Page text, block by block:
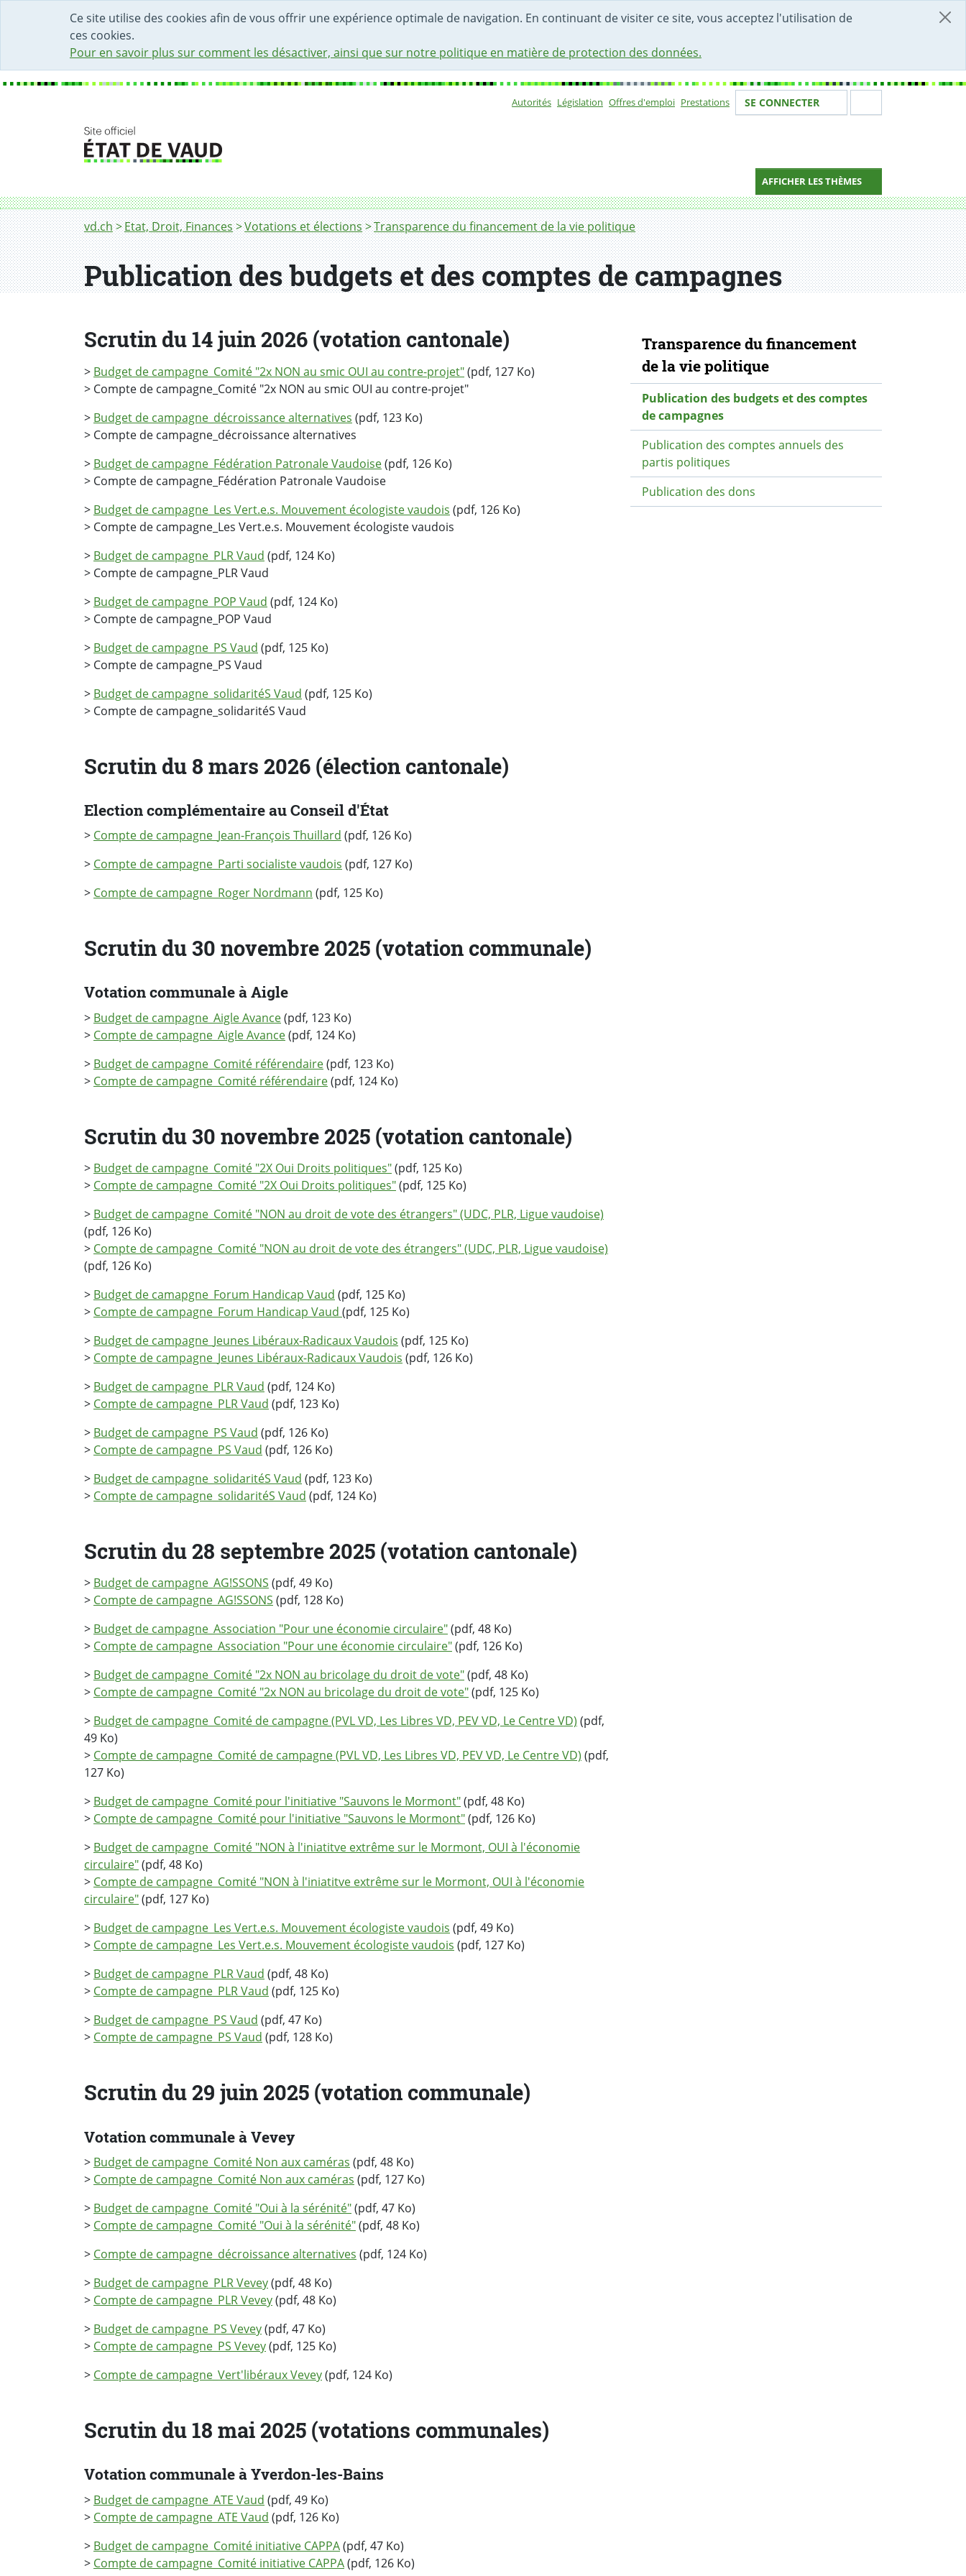
Ce site utilise des cookies afin de vous offrir une expérience optimale de navigation. En continuant de visiter ce site, vous acceptez l'utilisation de
ces cookies.
Pour en savoir plus sur comment les désactiver, ainsi que sur notre politique en matière de protection des données.
DÉBUT DU CONTENU DE LA PAGE
ACCÈS AU CHAMP DE RECHERCHE
PAGE D'ACCUEIL
FORMULAIRE DE CONTACT
Autorités Législation Offres d'emploi Prestations Votre identité
SE CONNECTER
AFFICHER LES THÈMES
Fil d'Ariane
vd.ch Etat, Droit, Finances Votations et élections Transparence du financement de la vie politique
Publication des budgets et des comptes de campagnes
Publication des budgets et des comptes de campagnes
Scrutin du 14 juin 2026 (votation cantonale)
> Budget de campagne_Comité "2x NON au smic OUI au contre-projet"(pdf, 127 Ko)
> Compte de campagne_Comité "2x NON au smic OUI au contre-projet"
> Budget de campagne_décroissance alternatives (pdf, 123 Ko)
> Compte de campagne_décroissance alternatives
> Budget de campagne_Fédération Patronale Vaudoise(pdf, 126 Ko)
> Compte de campagne_Fédération Patronale Vaudoise
> Budget de campagne_Les Vert.e.s. Mouvement écologiste vaudois (pdf, 126 Ko)
> Compte de campagne_Les Vert.e.s. Mouvement écologiste vaudois
> Budget de campagne_PLR Vaud (pdf, 124 Ko)
> Compte de campagne_PLR Vaud
> Budget de campagne_POP Vaud (pdf, 124 Ko)
> Compte de campagne_POP Vaud
> Budget de campagne_PS Vaud (pdf, 125 Ko)
> Compte de campagne_PS Vaud
> Budget de campagne_solidaritéS Vaud (pdf, 125 Ko)
> Compte de campagne_solidaritéS Vaud
Scrutin du 8 mars 2026 (élection cantonale)
Election complémentaire au Conseil d'État
> Compte de campagne_Jean-François Thuillard (pdf, 126 Ko)
> Compte de campagne_Parti socialiste vaudois (pdf, 127 Ko)
> Compte de campagne_Roger Nordmann (pdf, 125 Ko)
Scrutin du 30 novembre 2025 (votation communale)
Votation communale à Aigle
> Budget de campagne_Aigle Avance(pdf, 123 Ko)
> Compte de campagne_Aigle Avance(pdf, 124 Ko)
> Budget de campagne_Comité référendaire(pdf, 123 Ko)
> Compte de campagne_Comité référendaire(pdf, 124 Ko)
Scrutin du 30 novembre 2025 (votation cantonale)
> Budget de campagne_Comité "2X Oui Droits politiques"(pdf, 125 Ko)
> Compte de campagne_Comité "2X Oui Droits politiques"(pdf, 125 Ko)
> Budget de campagne_Comité "NON au droit de vote des étrangers" (UDC, PLR, Ligue vaudoise)
(pdf, 126 Ko)
> Compte de campagne_Comité "NON au droit de vote des étrangers" (UDC, PLR, Ligue vaudoise)
(pdf, 126 Ko)
> Budget de camapgne_Forum Handicap Vaud (pdf, 125 Ko)
> Compte de campagne_Forum Handicap Vaud (pdf, 125 Ko)
> Budget de campagne_Jeunes Libéraux-Radicaux Vaudois (pdf, 125 Ko)
> Compte de campagne_Jeunes Libéraux-Radicaux Vaudois (pdf, 126 Ko)
> Budget de campagne_PLR Vaud (pdf, 124 Ko)
> Compte de campagne_PLR Vaud (pdf, 123 Ko)
> Budget de campagne_PS Vaud (pdf, 126 Ko)
> Compte de campagne_PS Vaud (pdf, 126 Ko)
> Budget de campagne_solidaritéS Vaud (pdf, 123 Ko)
> Compte de campagne_solidaritéS Vaud (pdf, 124 Ko)
Scrutin du 28 septembre 2025 (votation cantonale)
> Budget de campagne_AG!SSONS (pdf, 49 Ko)
> Compte de campagne_AG!SSONS (pdf, 128 Ko)
> Budget de campagne_Association "Pour une économie circulaire"(pdf, 48 Ko)
> Compte de campagne_Association "Pour une économie circulaire"(pdf, 126 Ko)
> Budget de campagne_Comité "2x NON au bricolage du droit de vote"(pdf, 48 Ko)
> Compte de campagne_Comité "2x NON au bricolage du droit de vote"(pdf, 125 Ko)
> Budget de campagne_Comité de campagne (PVL VD, Les Libres VD, PEV VD, Le Centre VD) (pdf,
49 Ko)
> Compte de campagne_Comité de campagne (PVL VD, Les Libres VD, PEV VD, Le Centre VD) (pdf,
127 Ko)
> Budget de campagne_Comité pour l'initiative "Sauvons le Mormont"(pdf, 48 Ko)
> Compte de campagne_Comité pour l'initiative "Sauvons le Mormont"(pdf, 126 Ko)
> Budget de campagne_Comité "NON à l'iniatitve extrême sur le Mormont, OUI à l'économie
circulaire"(pdf, 48 Ko)
> Compte de campagne_Comité "NON à l'iniatitve extrême sur le Mormont, OUI à l'économie
circulaire"(pdf, 127 Ko)
> Budget de campagne_Les Vert.e.s. Mouvement écologiste vaudois (pdf, 49 Ko)
> Compte de campagne_Les Vert.e.s. Mouvement écologiste vaudois (pdf, 127 Ko)
> Budget de campagne_PLR Vaud (pdf, 48 Ko)
> Compte de campagne_PLR Vaud (pdf, 125 Ko)
> Budget de campagne_PS Vaud (pdf, 47 Ko)
> Compte de campagne_PS Vaud (pdf, 128 Ko)
Scrutin du 29 juin 2025 (votation communale)
Votation communale à Vevey
> Budget de campagne_Comité Non aux caméras (pdf, 48 Ko)
> Compte de campagne_Comité Non aux caméras (pdf, 127 Ko)
> Budget de campagne_Comité "Oui à la sérénité"(pdf, 47 Ko)
> Compte de campagne_Comité "Oui à la sérénité"(pdf, 48 Ko)
> Compte de campagne_décroissance alternatives (pdf, 124 Ko)
> Budget de campagne_PLR Vevey(pdf, 48 Ko)
> Compte de campagne_PLR Vevey(pdf, 48 Ko)
> Budget de campagne_PS Vevey(pdf, 47 Ko)
> Compte de campagne_PS Vevey(pdf, 125 Ko)
> Compte de campagne_Vert'libéraux Vevey(pdf, 124 Ko)
Scrutin du 18 mai 2025 (votations communales)
Votation communale à Yverdon-les-Bains
> Budget de campagne_ATE Vaud (pdf, 49 Ko)
> Compte de campagne_ATE Vaud (pdf, 126 Ko)
> Budget de campagne_Comité initiative CAPPA(pdf, 47 Ko)
> Compte de campagne_Comité initiative CAPPA(pdf, 126 Ko)
Navigation secondaire
Transparence du financement
de la vie politique
Publication des budgets et des comptes
de campagnes
Publication des comptes annuels des
partis politiques
Publication des dons